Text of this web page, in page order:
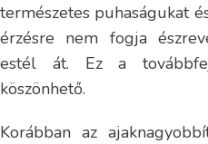
természetes puhaságukat
érzésre nem fogja
estél át. Ez a
köszönhető.
Korábban az